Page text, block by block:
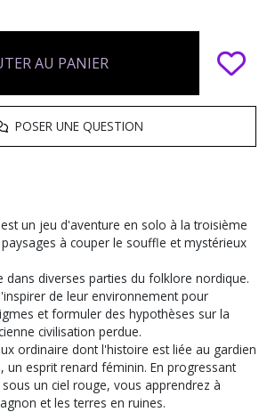
AU PANIER
POSER UNE QUESTION
est un jeu d'aventure en solo à la troisième
à couper le souffle et mystérieux
dans diverses parties du folklore nordique.
de leur environnement pour
et formuler des hypothèses sur la
civilisation perdue.
ordinaire dont l'histoire est liée au gardien
un esprit renard féminin. En progressant
un ciel rouge, vous apprendrez à
et les terres en ruines.